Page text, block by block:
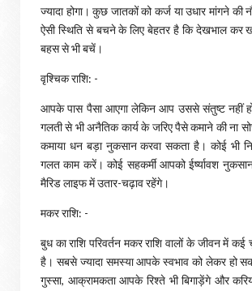
ज्‍यादा होगा। कुछ जातकों को कर्ज या उधार मांगने
ऐसी स्थिति से बचने के लिए बेहतर है कि देखभाल कर
बहस से भी बचें।
वृश्चिक राशि: -
आपके पास पैसा आएगा लेकिन आप उससे संतुष्‍ट नहीं
गलती से भी अनैतिक कार्य के जरिए पैसे कमाने की ना
कमाया धन बड़ा नुकसान करवा सकता है। कोई भी
गलत काम करें। कोई सहकर्मी आपको ईर्ष्यावश
मैरिड लाइफ में उतार-चढ़ाव रहेंगे।
मकर राशि: -
बुध का राशि परिवर्तन मकर राशि वालों के जीवन में कई
है। सबसे ज्‍यादा समस्‍या आपके स्‍वभाव को लेकर हो
गुस्‍सा, आक्रामकता आपके रिश्‍ते भी बिगाड़ेंगे और